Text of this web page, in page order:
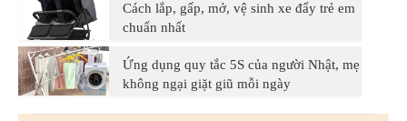
Cách lắp, gấp, mở, vệ sinh xe đẩy trẻ em
chuẩn nhất
Ứng dụng quy tắc 5S của người Nhật, mẹ
không ngại giặt giũ mỗi ngày